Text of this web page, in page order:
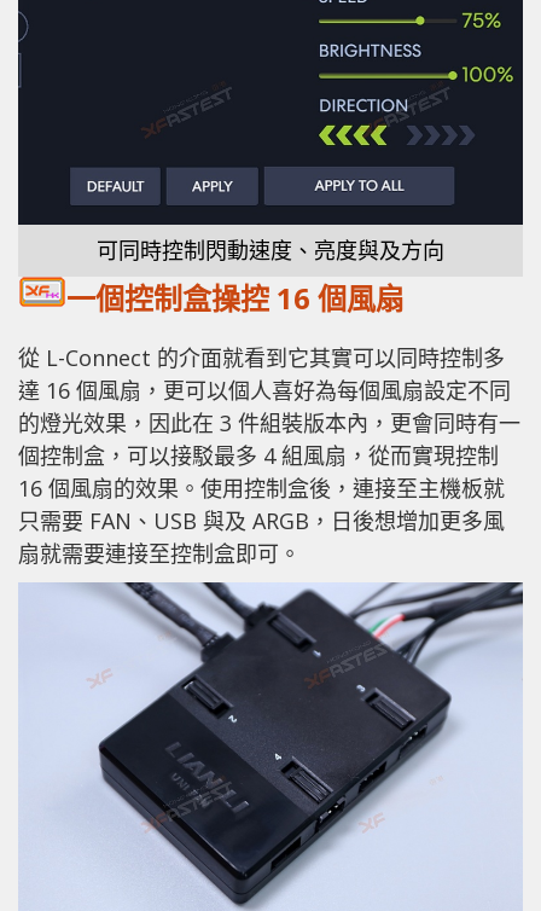
可同時控制閃動速度、亮度與及方向
一個控制盒操控 16 個風扇
從 L-Connect 的介面就看到它其實可以同時控制多
達 16 個風扇，更可以個人喜好為每個風扇設定不同
的燈光效果，因此在 3 件組裝版本內，更會同時有一
個控制盒，可以接駁最多 4 組風扇，從而實現控制
16 個風扇的效果。使用控制盒後，連接至主機板就
只需要 FAN、USB 與及 ARGB，日後想增加更多風
扇就需要連接至控制盒即可。